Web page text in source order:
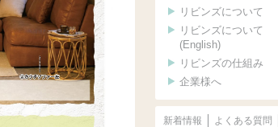
検
索
リビンズについて
リビンズについて
(English)
リビンズの仕組み
企業様へ
新着情報
よくある質問